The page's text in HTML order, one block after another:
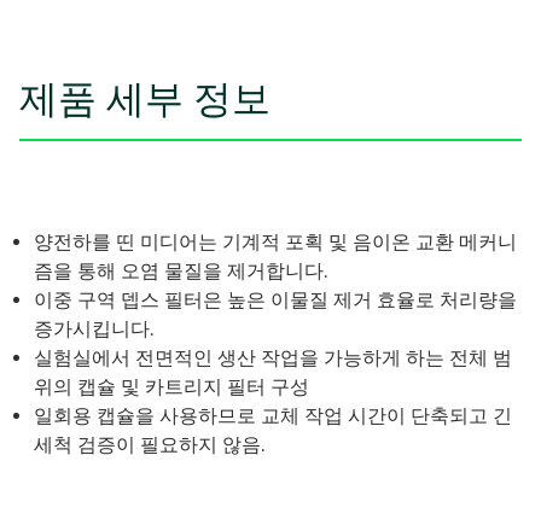
제품 세부 정보
양전하를 띤 미디어는 기계적 포획 및 음이온 교환 메커니
즘을 통해 오염 물질을 제거합니다.
이중 구역 뎁스 필터은 높은 이물질 제거 효율로 처리량을
증가시킵니다.
실험실에서 전면적인 생산 작업을 가능하게 하는 전체 범
위의 캡슐 및 카트리지 필터 구성
일회용 캡슐을 사용하므로 교체 작업 시간이 단축되고 긴
세척 검증이 필요하지 않음.